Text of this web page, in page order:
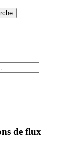
de flux